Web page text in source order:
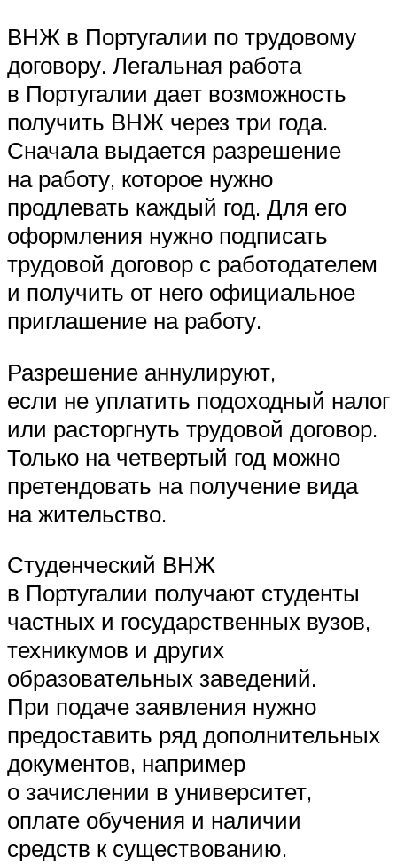
ВНЖ в Португалии по трудовому
договору. Легальная работа
в Португалии дает возможность
получить ВНЖ через три года.
Сначала выдается разрешение
на работу, которое нужно
продлевать каждый год. Для его
оформления нужно подписать
трудовой договор с работодателем
и получить от него официальное
приглашение на работу.
Разрешение аннулируют,
если не уплатить подоходный налог
или расторгнуть трудовой договор.
Только на четвертый год можно
претендовать на получение вида
на жительство.
Студенческий ВНЖ
в Португалии получают студенты
частных и государственных вузов,
техникумов и других
образовательных заведений.
При подаче заявления нужно
предоставить ряд дополнительных
документов, например
о зачислении в университет,
оплате обучения и наличии
средств к существованию.